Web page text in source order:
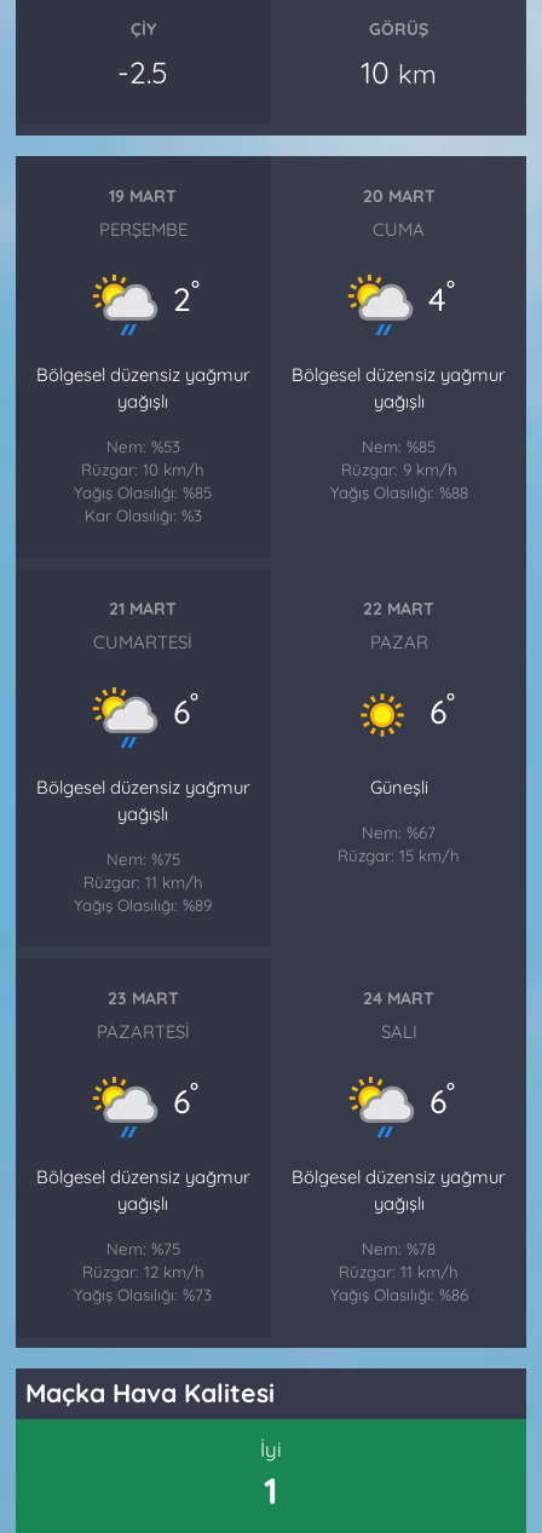
ÇIY
-2.5
GÖRÜŞ
10 km
19 MART
PERŞEMBE
2°
Bölgesel düzensiz yağmur
yağışlı
Nem: %53
Rüzgar: 10 km/h
Yağış Olasılığı: %85
Kar Olasılığı: %3
20 MART
CUMA
4°
Bölgesel düzensiz yağmur
yağışlı
Nem: %85
Rüzgar: 9 km/h
Yağış Olasılığı: %88
21 MART
CUMARTESI
6°
Bölgesel düzensiz yağmur
yağışlı
Nem: %75
Rüzgar: 11 km/h
Yağış Olasılığı: %89
22 MART
PAZAR
6°
Güneşli
Nem: %67
Rüzgar: 15 km/h
23 MART
PAZARTESI
6°
Bölgesel düzensiz yağmur
yağışlı
Nem: %75
Rüzgar: 12 km/h
Yağış Olasılığı: %73
24 MART
SALI
6°
Bölgesel düzensiz yağmur
yağışlı
Nem: %78
Rüzgar: 11 km/h
Yağış Olasılığı: %86
Maçka Hava Kalitesi
İyi
1